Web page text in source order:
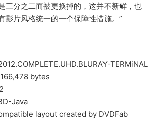
三分之二而被更换掉的，这并不新鲜，也
影片风格统一的一个保障性措施。”
TERMiNAL
bytes
Java
layout created by DVDFab